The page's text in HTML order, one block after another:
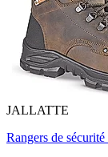
JALLATTE
Rangers de